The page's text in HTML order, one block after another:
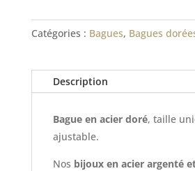
Goloritzé
Catégories : Bagues, Bagues
Description
Bague en acier doré, taille
ajustable.
Nos bijoux en acier argenté